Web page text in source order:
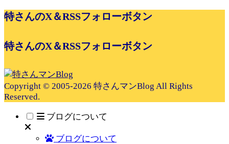
特さんのX＆RSSフォローボタン
特さんのX＆RSSフォローボタン
Copyright © 2005-2026 特さんマンBlog All Rights
Reserved.
ブログについて
ブログについて